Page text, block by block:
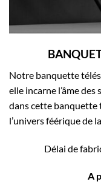
Notre banquette
elle incarne l’âme
dans cette banquette
l’univers féérique de
Délai de
A